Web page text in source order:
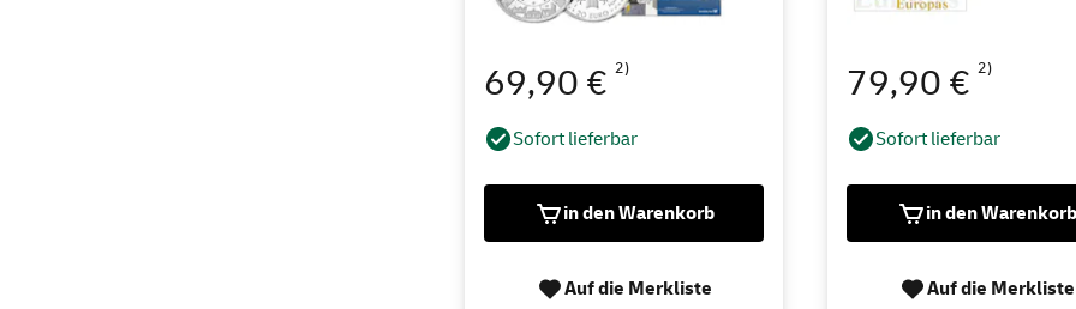
69,90 € 2)
Sofort lieferbar
in den Warenkorb
Auf die Merkliste
79,90 €2)
Sofort lieferbar
in den Warenkorb
Auf die Merkliste